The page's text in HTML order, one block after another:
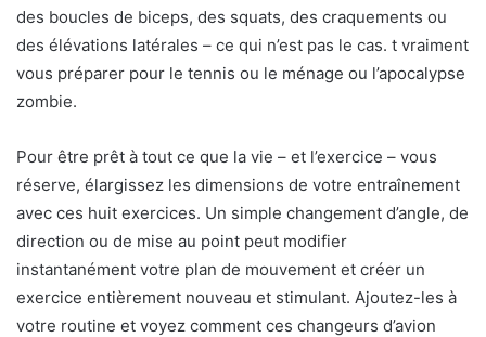
des boucles de biceps, des squats, des craquements ou
des élévations latérales – ce qui n’est pas le cas. t vraiment
vous préparer pour le tennis ou le ménage ou l’apocalypse
zombie.
Pour être prêt à tout ce que la vie – et l’exercice – vous
réserve, élargissez les dimensions de votre entraînement
avec ces huit exercices. Un simple changement d’angle, de
direction ou de mise au point peut modifier
instantanément votre plan de mouvement et créer un
exercice entièrement nouveau et stimulant. Ajoutez-les à
votre routine et voyez comment ces changeurs d’avion